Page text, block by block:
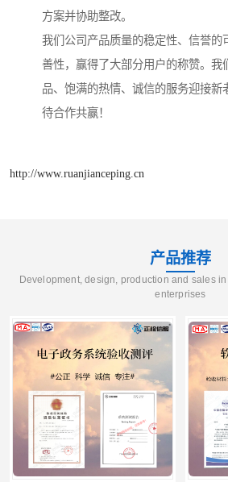
方案并协助整改。
我们公司产品质量的稳定性、信誉的
善性，赢得了大部分用户的称赞。我
品、饱满的热情、诚信的服务迎接新
待合作共赢！
http://www.ruanjianceping.cn
产品推荐
Development, design, production and sales
enterprises